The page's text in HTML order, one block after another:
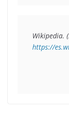
Wikipedia.
https://